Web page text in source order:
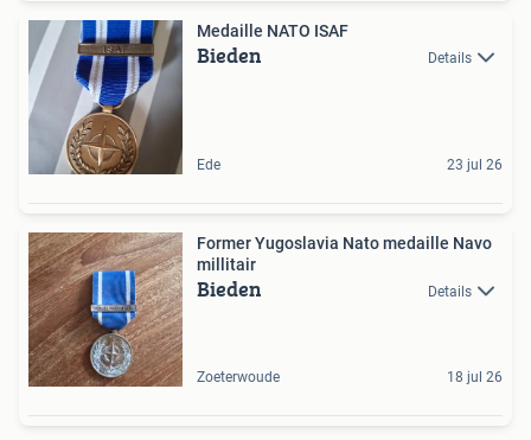
Medaille NATO ISAF
Bieden Details
Ede 23 jul 26
Former Yugoslavia Nato medaille Navo
millitair
Bieden Details
Zoeterwoude 18 jul 26